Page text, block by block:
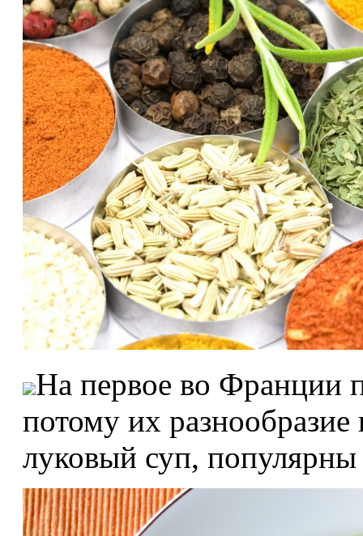
На первое во Франции
потому их разнообразие
луковый суп,